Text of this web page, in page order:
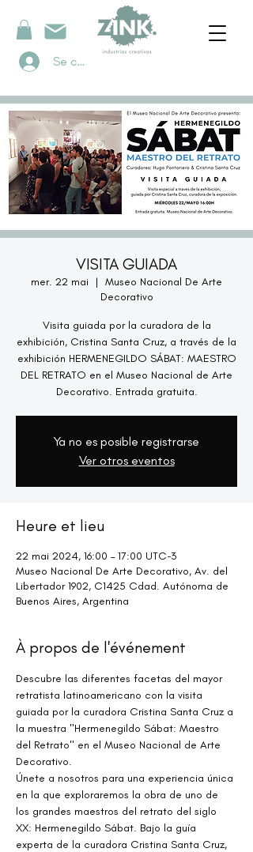
Se connecter
VISITA GUIADA
mer. 22 mai
  |
Museo Nacional De Arte
Decorativo
Visita guiada por la curadora de la
exhibición, Cristina Santa Cruz, a través de la
exhibición HERMENEGILDO SÁBAT: MAESTRO
DEL RETRATO en el Museo Nacional de Arte
Decorativo. Entrada gratuita.
Ya no es posible registrarse
Ver otros eventos
Heure et lieu
22 mai 2024, 16:00 – 17:00 UTC−3
Museo Nacional De Arte Decorativo, Av. del
Libertador 1902, C1425 Cdad. Autónoma de
Buenos Aires, Argentina
À propos de l'événement
Descubre las diferentes facetas del mayor
retratista latinoamericano con la visita
guiada por la curadora Cristina Santa Cruz a
la muestra "Hermenegildo Sábat: Maestro
del Retrato" en el Museo Nacional de Arte
Decorativo.
Únete a nosotros para una experiencia única
en la que exploraremos la obra de uno de
los grandes maestros del retrato del siglo
XX: Hermenegildo Sábat. Bajo la guía
experta de la curadora Cristina Santa Cruz,